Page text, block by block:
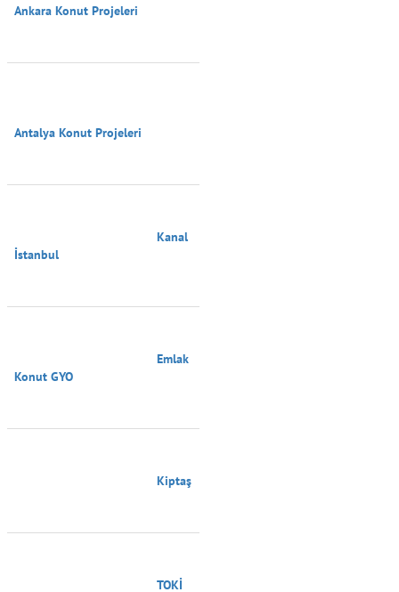
Ankara Konut Projeleri
Antalya Konut Projeleri
İstanbul
Konut GYO